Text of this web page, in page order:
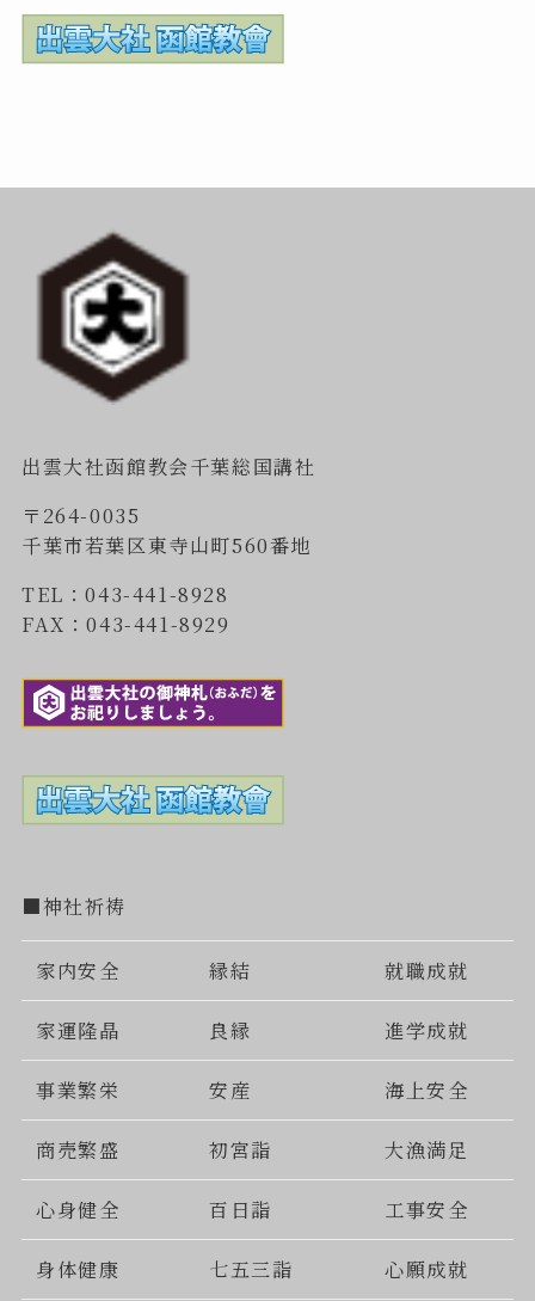
出雲大社函館教会千葉総国講社
〒264-0035
千葉市若葉区東寺山町560番地
TEL：043-441-8928
FAX：043-441-8929
■神社祈祷
家内安全 縁結 就職成就
家運隆晶 良縁 進学成就
事業繁栄 安産 海上安全
商売繁盛 初宮詣 大漁満足
心身健全 百日詣 工事安全
身体健康 七五三詣 心願成就